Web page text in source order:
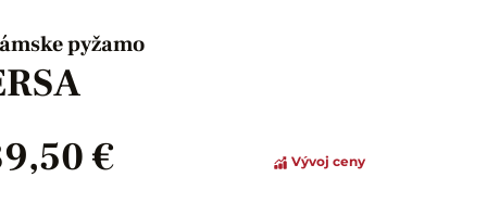
pyžamo
€
Vývoj ceny